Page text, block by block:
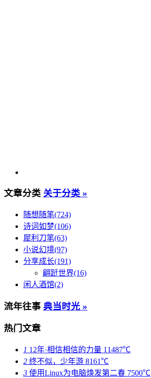
文章分类 关于分类 »
随想随笔(724)
诗词如梦(106)
犀利刀笔(63)
小说幻境(97)
分享成长(191)
翩跹世界(16)
闲人酒馆(2)
流年往事 典当时光 »
热门文章
1 12年·相信相信的力量 11487℃
2 终不似，少年游 8161℃
3 使用Linux为电脑焕发第二春 7500℃